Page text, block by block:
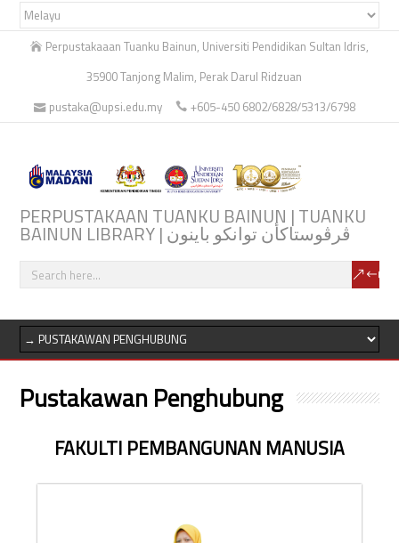
Perpustakaaan Tuanku Bainun, Universiti Pendidikan Sultan Idris,
35900 Tanjong Malim, Perak Darul Ridzuan
pustaka@upsi.edu.my
+605-450 6802/6828/5313/6798
PERPUSTAKAAN TUANKU BAINUN | TUANKU
BAINUN LIBRARY | ڤرڤوستاكأن توانكو باينون
Pustakawan Penghubung
FAKULTI PEMBANGUNAN MANUSIA